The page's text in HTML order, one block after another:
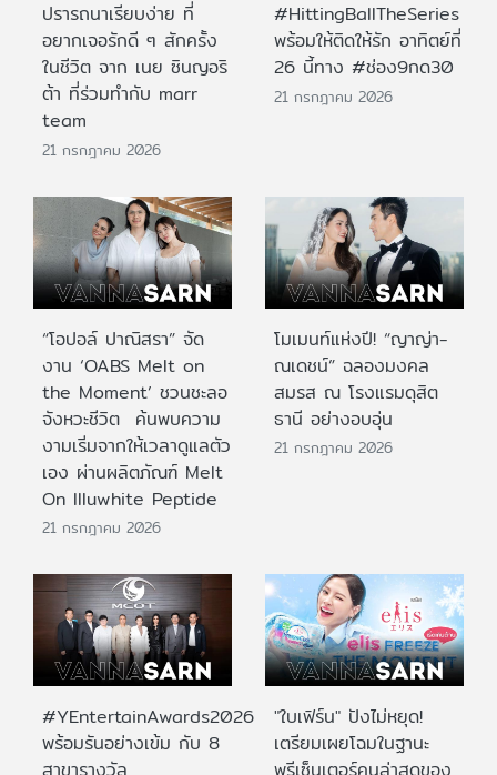
ปรารถนาเรียบง่าย ที่
อยากเจอรักดี ๆ สักครั้ง
ในชีวิต จาก เนย ซินญอริ
ต้า ที่ร่วมทำกับ marr
team
21 กรกฎาคม 2026
#HittingBallTheSeries
พร้อมให้ติดให้รัก อาทิตย์ที่
26 นี้ทาง #ช่อง9กด30
21 กรกฎาคม 2026
“โอปอล์ ปาณิสรา” จัด
งาน ‘OABS Melt on
the Moment’ ชวนชะลอ
จังหวะชีวิต ค้นพบความ
งามเริ่มจากให้เวลาดูแลตัว
เอง ผ่านผลิตภัณฑ์ Melt
On Illuwhite Peptide
21 กรกฎาคม 2026
โมเมนท์แห่งปี! “ญาญ่า-
ณเดชน์” ฉลองมงคล
สมรส ณ โรงแรมดุสิต
ธานี อย่างอบอุ่น
21 กรกฎาคม 2026
#YEntertainAwards2026
พร้อมรันอย่างเข้ม กับ 8
"ใบเฟิร์น" ปังไม่หยุด!
เตรียมเผยโฉมในฐานะ